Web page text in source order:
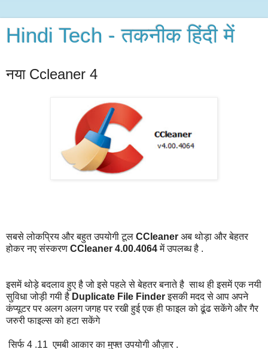
Hindi Tech - तकनीक हिंदी में
नया Ccleaner 4
सबसे लोकप्रिय और बहुत उपयोगी टूल CCleaner अब थोड़ा और बेहतर
होकर नए संस्करण CCleaner 4.00.4064में उपलब्ध है .
इसमें थोड़े बदलाव हुए है जो इसे पहले से बेहतर बनाते है साथ ही इसमें एक नयी
सुविधा जोड़ी गयी है Duplicate File Finderइसकी मदद से आप अपने
कंप्यूटर पर अलग अलग जगह पर रखी हुई एक ही फाइल को ढूंढ सकेंगे और गैर
जरुरी फाइल्स को हटा सकेंगे
सिर्फ 4 .11 एमबी आकार का मुफ्त उपयोगी औज़ार .